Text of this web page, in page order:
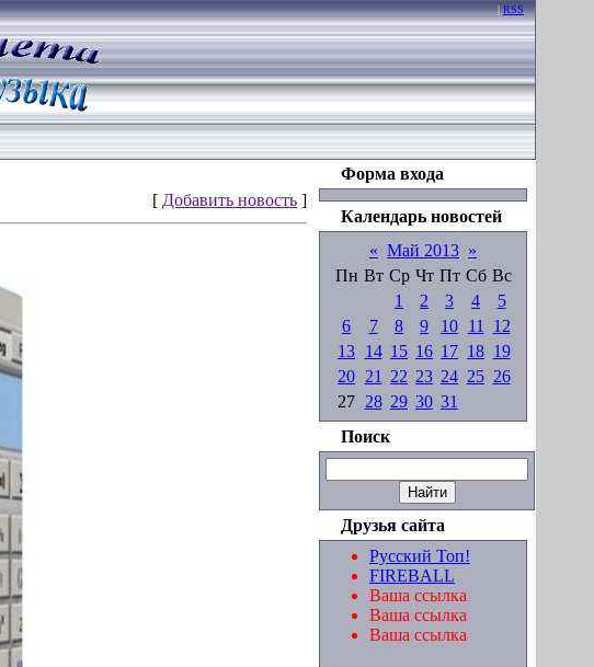
|RSS
[ Добавить новость ]
Форма входа
Календарь новостей
« Май 2013 »
Пн Вт Ср Чт Пт Сб Вс
1
2 3 4
5
6
7 8 9 10 11
12
13 14 15 16 17 18 19
20 21 22 23 24 25 26
27 28 29 30 31
Поиск
Друзья сайта
Русский Топ!
FIREBALL
Ваша ссылка
Ваша ссылка
Ваша ссылка